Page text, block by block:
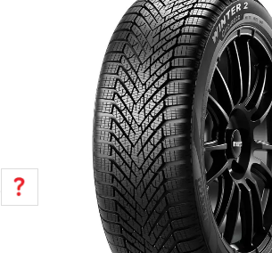
POMOĆ PRI KUPOVINI